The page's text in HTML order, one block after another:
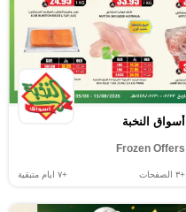
أسواق النخبة
Frozen Offers
+٣ الصفحات +٧ ايام متبقية